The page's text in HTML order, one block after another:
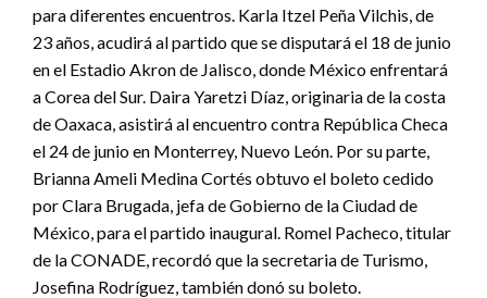
para diferentes encuentros. Karla Itzel Peña Vilchis, de
23 años, acudirá al partido que se disputará el 18 de junio
en el Estadio Akron de Jalisco, donde México enfrentará
a Corea del Sur. Daira Yaretzi Díaz, originaria de la costa
de Oaxaca, asistirá al encuentro contra República Checa
el 24 de junio en Monterrey, Nuevo León. Por su parte,
Brianna Ameli Medina Cortés obtuvo el boleto cedido
por Clara Brugada, jefa de Gobierno de la Ciudad de
México, para el partido inaugural. Romel Pacheco, titular
de la CONADE, recordó que la secretaria de Turismo,
Josefina Rodríguez, también donó su boleto.